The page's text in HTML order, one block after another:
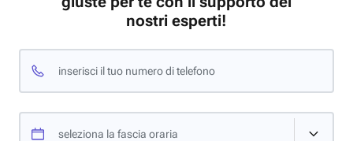
nostri esperti!
inserisci il tuo numero di telefono
seleziona la fascia oraria